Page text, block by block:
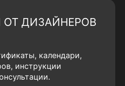
ДИЗАЙНЕРОВ
календари,
инструкции